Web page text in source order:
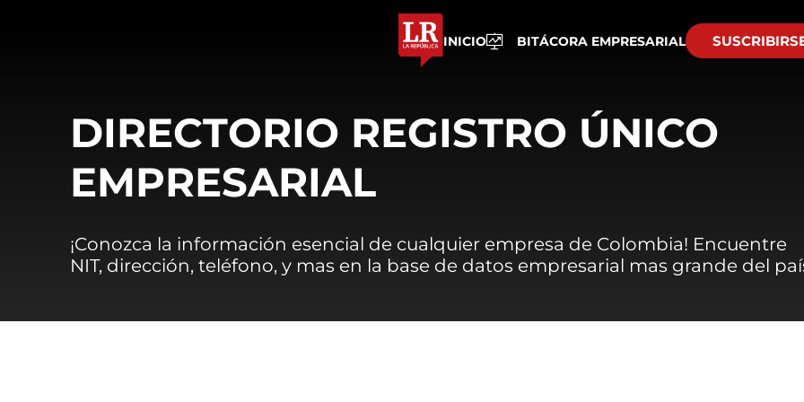
INICIO BITÁCORA EMPRESARIAL
DIRECTORIO REGISTRO ÚNICO
EMPRESARIAL
¡Conozca la información esencial de cualquier empresa de Colombia! Encuentre
NIT, dirección, teléfono, y mas en la base de datos empresarial mas grande del